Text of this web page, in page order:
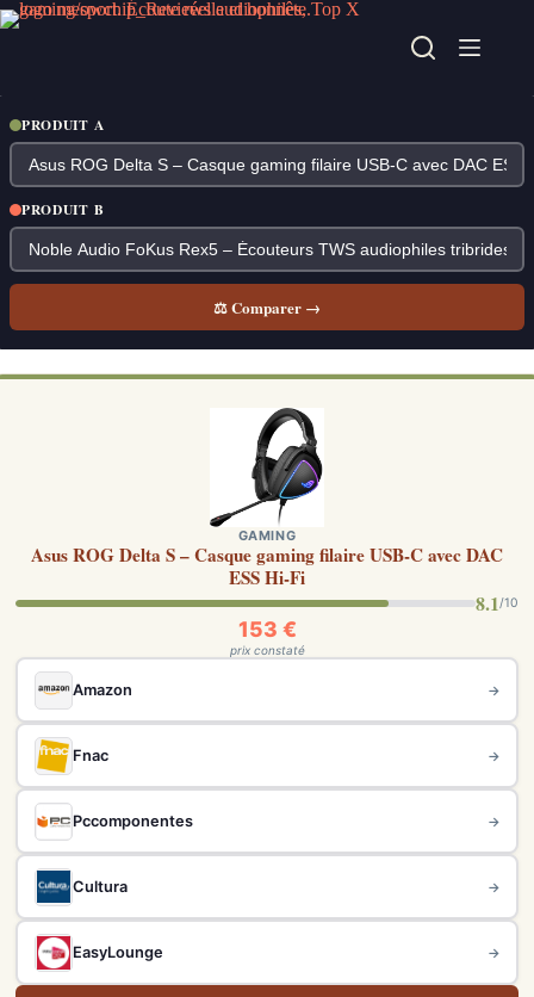
Passer
au
PRODUIT A
PRODUIT B
⚖ Comparer →
GAMING
Asus ROG Delta S – Casque gaming filaire USB-C avec DAC
ESS Hi-Fi
8.1/10
153 €
prix constaté
Amazon →
Fnac →
Pccomponentes →
Cultura →
EasyLounge →